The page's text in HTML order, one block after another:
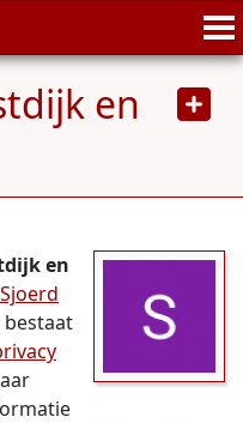
en
en
Sjoerd
bestaat